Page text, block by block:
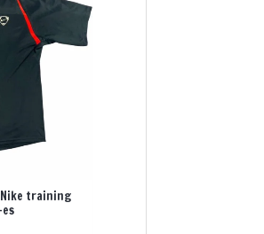
Nike training